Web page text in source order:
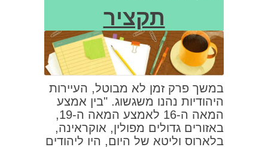
תקציר
במשך פרק זמן לא מבוטל, העיירות
היהודיות נהנו משגשוג. "בין אמצע
המאה ה-16 לאמצע המאה ה-19,
באזורים גדולים מפולין, אוקראינה,
בלארוס וליטא של היום, היו ליהודים